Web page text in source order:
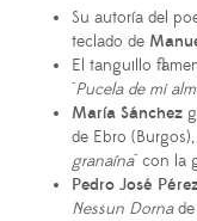
Su autoría del
teclado de
El tanguillo
"Pucela de mi
María Sánchez
de Ebro
granaína" con la
Pedro José
Nessun Dornade